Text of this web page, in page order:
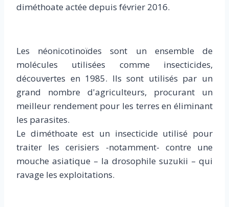
diméthoate actée depuis février 2016.
Les néonicotinoïdes sont un ensemble de
molécules utilisées comme insecticides,
découvertes en 1985. Ils sont utilisés par un
grand nombre d'agriculteurs, procurant un
meilleur rendement pour les terres en éliminant
les parasites.
Le diméthoate est un insecticide utilisé pour
traiter les cerisiers -notamment- contre une
mouche asiatique – la drosophile suzukii – qui
ravage les exploitations.